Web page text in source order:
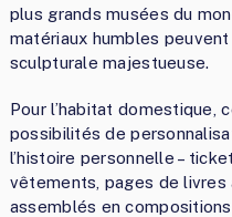
plus grands musées du
matériaux humbles
sculpturale majestueuse.
Pour l’habitat domestique,
possibilités de
l’histoire personnelle –
vêtements, pages de livres
assemblés en